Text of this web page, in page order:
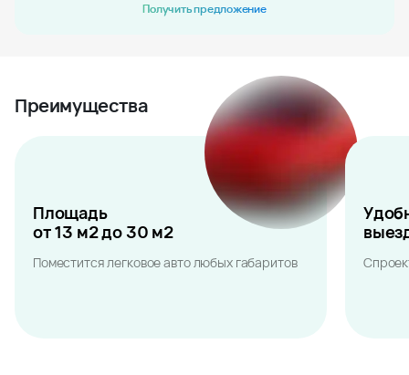
Получить предложение
Преимущества
Площадь
от 13 м2 до 30 м2
Поместится легковое авто любых габаритов